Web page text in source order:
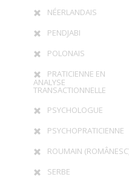
NÉERLANDAIS
PENDJABI
POLONAIS
PRATICIENNE EN
ANALYSE
TRANSACTIONNELLE
PSYCHOLOGUE
PSYCHOPRATICIENNE
ROUMAIN
SERBE